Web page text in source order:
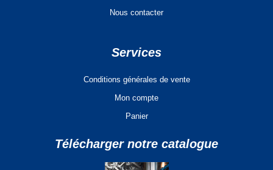
Nous contacter
Services
Conditions générales de vente
Mon compte
Panier
Télécharger notre catalogue